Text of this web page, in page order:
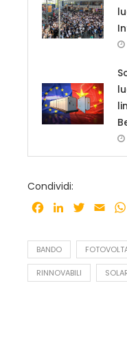
Condividi:
Facebook
LinkedInTwitter
BANDO
RINNOVABILI